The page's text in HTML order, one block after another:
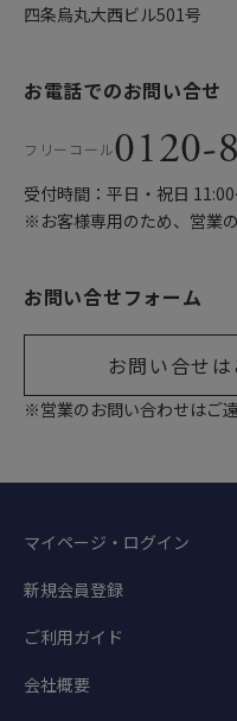
四条烏丸大西ビル501号
お電話でのお問い合せ
フリーコール0120-
受付時間：平日・祝日 11:00
※お客様専用のため、営業
お問い合せフォーム
お問い合せは
※営業のお問い合わせはご
マイページ・ログイン
新規会員登録
ご利用ガイド
会社概要